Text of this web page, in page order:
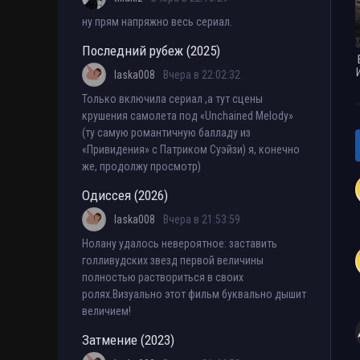
ну прям напряжно весь сериал.
Последний рубеж (2025)
laska008
Вчера в 22:02:32
Только включила сериал ,а тут сцены
крушения самолета под «Unchained Melody»
(ту самую романтичную балладу из
«Привидения» с Патриком Суэйзи) я, конечно
же, продолжу просмотр)
Одиссея (2026)
laska008
Вчера в 21:53:59
Нолану удалось невероятное: заставить
голливудских звезд первой величины
полностью раствориться в своих
ролях.Визуально этот фильм буквально дышит
величием!
Затмение (2023)